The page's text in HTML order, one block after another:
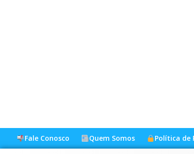
Fale Conosco Quem Somos Política de